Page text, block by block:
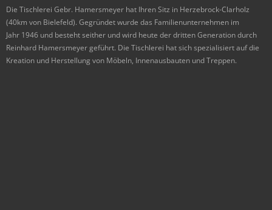
Die Tischlerei Gebr. Hamersmeyer hat Ihren Sitz in Herzebrock-Clarholz
(40km von Bielefeld). Gegründet wurde das Familienunternehmen im
Jahr 1946 und besteht seither und wird heute der dritten Generation durch
Reinhard Hamersmeyer geführt. Die Tischlerei hat sich spezialisiert auf die
Kreation und Herstellung von Möbeln, Innenausbauten und Treppen.